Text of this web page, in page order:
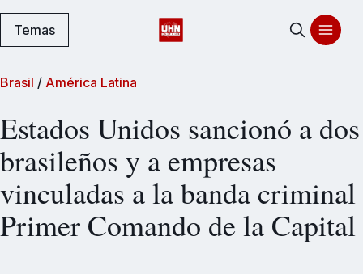
Temas
Brasil / América Latina
Estados Unidos sancionó a dos
brasileños y a empresas
vinculadas a la banda criminal
Primer Comando de la Capital